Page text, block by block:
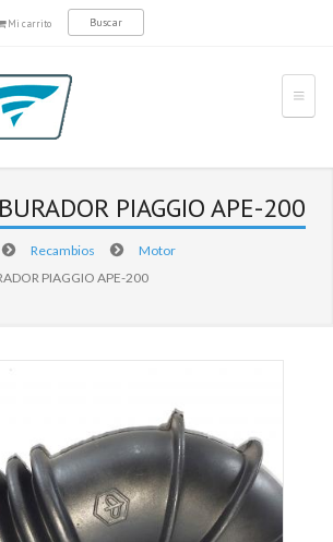
Mi carrito
PIAGGIO APE-200
Recambios
Motor
PIAGGIO APE-200